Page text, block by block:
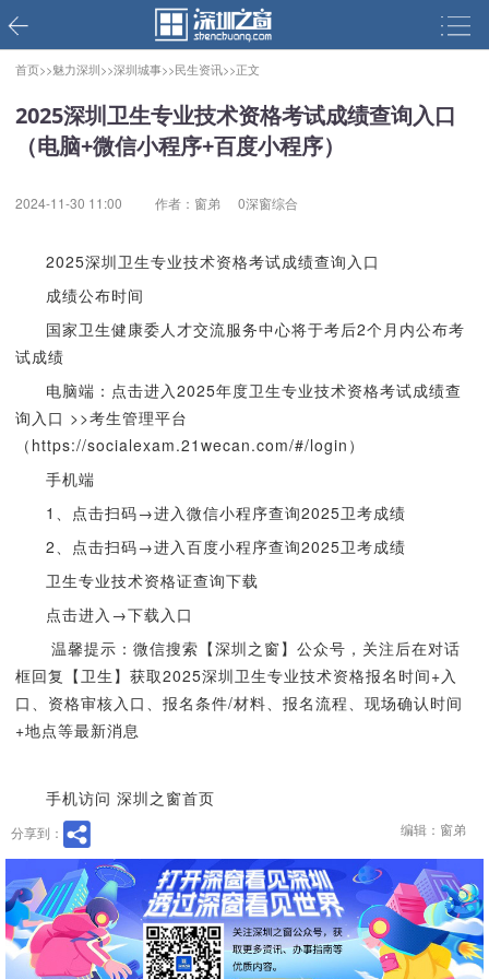
首页>>魅力深圳>>深圳城事>>民生资讯>>正文
2025深圳卫生专业技术资格考试成绩查询入口
（电脑+微信小程序+百度小程序）
2024-11-30 11:00 作者：窗弟 0深窗综合
2025深圳卫生专业技术资格考试成绩查询入口
成绩公布时间
国家卫生健康委人才交流服务中心将于考后2个月内公布考
试成绩
电脑端：点击进入2025年度卫生专业技术资格考试成绩查
询入口 >>考生管理平台
（ https://socialexam.21wecan.com/#/login）
手机端
1、点击扫码→进入微信小程序查询2025卫考成绩
2、点击扫码→进入百度小程序查询2025卫考成绩
卫生专业技术资格证查询下载
点击进入→下载入口
温馨提示：微信搜索【深圳之窗】公众号，关注后在对话
框回复【卫生】获取2025深圳卫生专业技术资格报名时间+入
口、资格审核入口、报名条件/材料、报名流程、现场确认时间
+地点等最新消息
手机访问 深圳之窗首页
分享到： 编辑：窗弟